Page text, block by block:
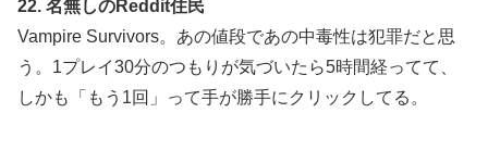
22. 名無しのReddit住民
Vampire Survivors。あの値段であの中毒性は犯罪だと思
う。1プレイ30分のつもりが気づいたら5時間経ってて、
しかも「もう1回」って手が勝手にクリックしてる。